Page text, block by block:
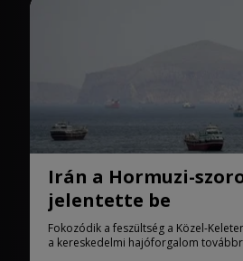
Irán a Hormuzi-
jelentette be
Fokozódik a feszültség a Közel-
a kereskedelmi hajóforgalom